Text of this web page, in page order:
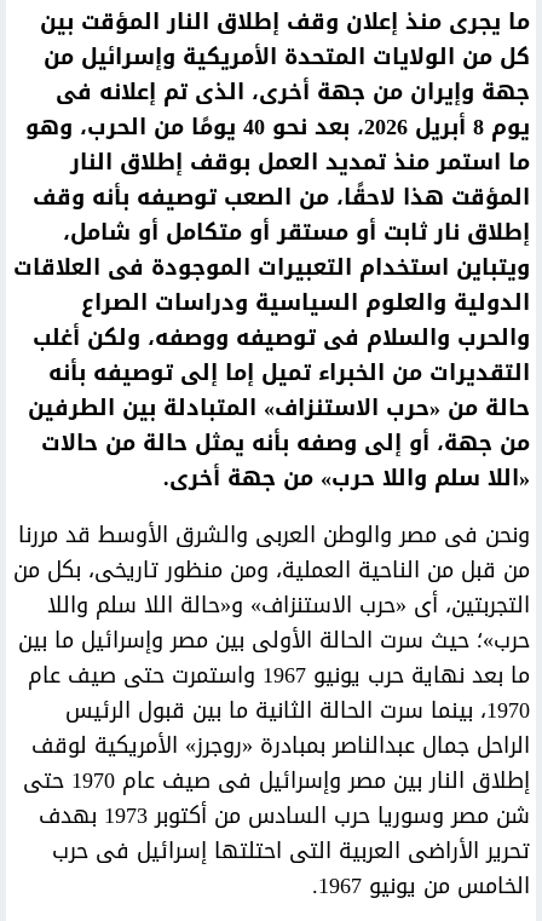
ما يجرى منذ إعلان وقف إطلاق النار المؤقت بين
كل من الولايات المتحدة الأمريكية وإسرائيل من
جهة وإيران من جهة أخرى، الذى تم إعلانه فى
يوم 8 أبريل 2026، بعد نحو 40 يومًا من الحرب، وهو
ما استمر منذ تمديد العمل بوقف إطلاق النار
المؤقت هذا لاحقًا، من الصعب توصيفه بأنه وقف
إطلاق نار ثابت أو مستقر أو متكامل أو شامل،
ويتباين استخدام التعبيرات الموجودة فى العلاقات
الدولية والعلوم السياسية ودراسات الصراع
والحرب والسلام فى توصيفه ووصفه، ولكن أغلب
التقديرات من الخبراء تميل إما إلى توصيفه بأنه
حالة من «حرب الاستنزاف» المتبادلة بين الطرفين
من جهة، أو إلى وصفه بأنه يمثل حالة من حالات
«اللا سلم واللا حرب» من جهة أخرى.
ونحن فى مصر والوطن العربى والشرق الأوسط قد مررنا
من قبل من الناحية العملية، ومن منظور تاريخى، بكل من
التجربتين، أى «حرب الاستنزاف» و«حالة اللا سلم واللا
حرب»؛ حيث سرت الحالة الأولى بين مصر وإسرائيل ما بين
ما بعد نهاية حرب يونيو 1967 واستمرت حتى صيف عام
1970، بينما سرت الحالة الثانية ما بين قبول الرئيس
الراحل جمال عبدالناصر بمبادرة «روجرز» الأمريكية لوقف
إطلاق النار بين مصر وإسرائيل فى صيف عام 1970 حتى
شن مصر وسوريا حرب السادس من أكتوبر 1973 بهدف
تحرير الأراضى العربية التى احتلتها إسرائيل فى حرب
الخامس من يونيو 1967.